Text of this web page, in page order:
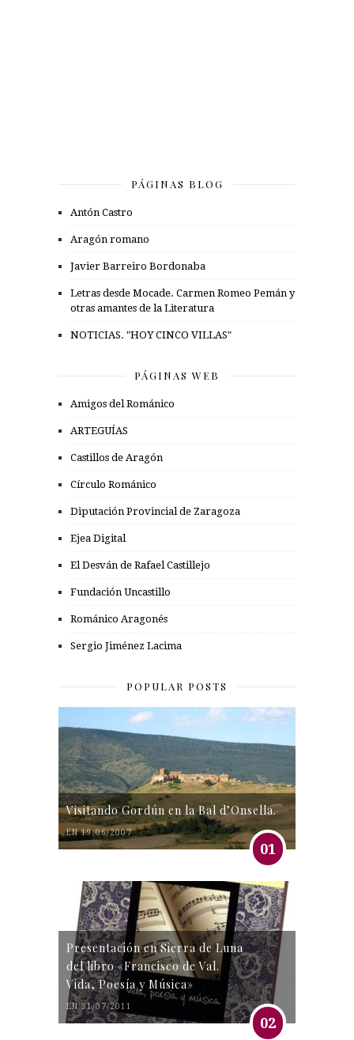
PÁGINAS BLOG
Antón Castro
Aragón romano
Javier Barreiro Bordonaba
Letras desde Mocade. Carmen Romeo Pemán y
otras amantes de la Literatura
NOTICIAS. "HOY CINCO VILLAS"
PÁGINAS WEB
Amigos del Románico
ARTEGUÍAS
Castillos de Aragón
Círculo Románico
Diputación Provincial de Zaragoza
Ejea Digital
El Desván de Rafael Castillejo
Fundación Uncastillo
Románico Aragonés
Sergio Jiménez Lacima
POPULAR POSTS
Visitando Gordún en la Bal d’Onsella.
EN 19/06/2007
01
Presentación en Sierra de Luna
del libro «Francisco de Val.
Vida, Poesía y Música»
EN 31/07/2011
02